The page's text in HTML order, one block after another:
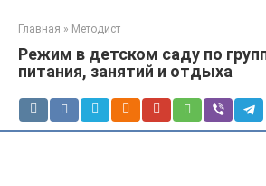
Главная » Методист
Режим в детском саду по
питания, занятий и отдыха